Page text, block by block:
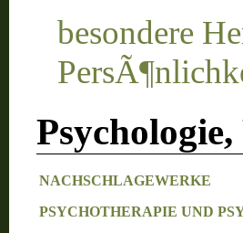
besondere
NACHSCHLAGEWERKE
PSYCHOTHERAPIE UND